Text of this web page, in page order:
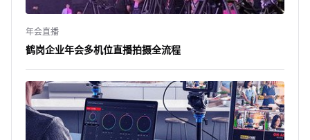
年会直播
鹤岗企业年会多机位直播拍摄全流程